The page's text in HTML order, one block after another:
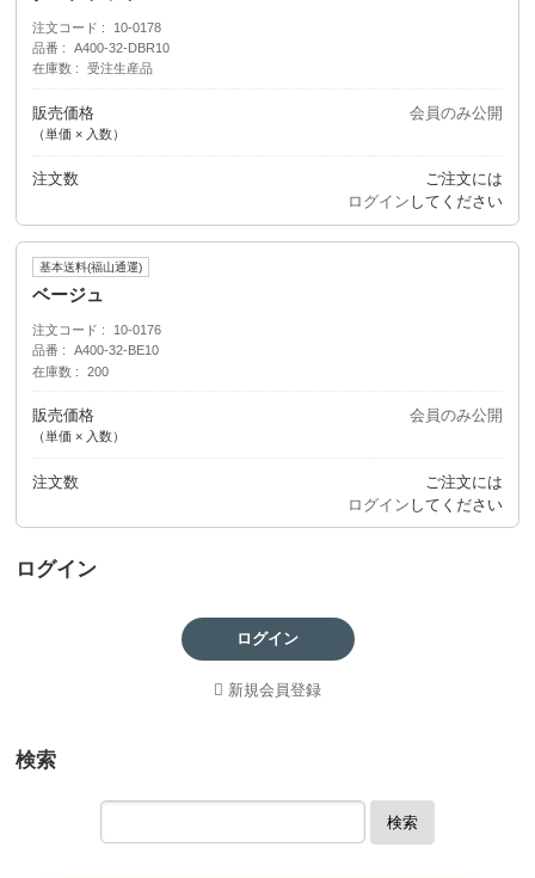
注文コード
10-0178
品番
A400-32-DBR10
在庫数
受注生産品
販売価格
（単価 × 入数）
会員のみ公開
注文数
ご注文には
ログイン してください
基本送料(福山通運)
ベージュ
注文コード
10-0176
品番
A400-32-BE10
在庫数
200
販売価格
（単価 × 入数）
会員のみ公開
注文数
ご注文には
ログイン してください
ログイン
ログイン
新規会員登録
検索
検索